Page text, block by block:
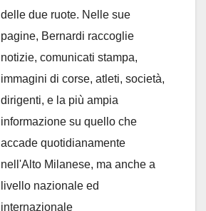
delle due ruote. Nelle sue
pagine, Bernardi raccoglie
notizie, comunicati stampa,
immagini di corse, atleti, società,
dirigenti, e la più ampia
informazione su quello che
accade quotidianamente
nell'Alto Milanese, ma anche a
livello nazionale ed
internazionale